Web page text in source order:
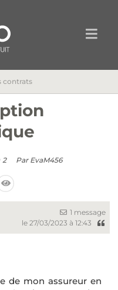
contrats
2 Par EvaM456
1 message
le 27/03/2023 à 12:43
de mon assureur en